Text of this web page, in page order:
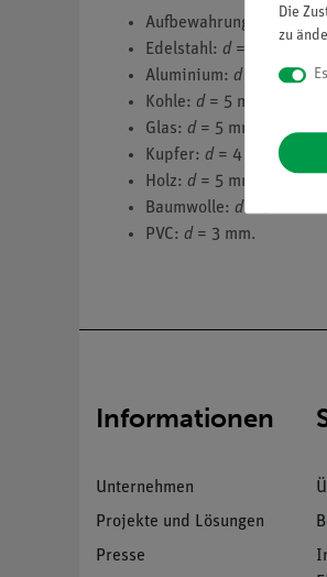
Aufbewahrungsbox.
Edelstahl: d = 5 mm.
Aluminium: d = 3 mm.
Kohle: d = 5 mm.
Glas: d = 5 mm.
Kupfer: d = 4 mm.
Holz: d = 5 mm.
Baumwolle: d= 3 mm.
PVC: d = 3 mm.
Informationen
Unternehmen
Projekte und Lösungen
Presse
Die
zu